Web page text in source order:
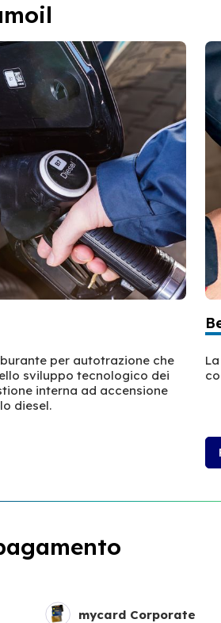
per autotrazione che
sviluppo tecnologico dei
interna ad accensione
diesel.
mycard Corporate